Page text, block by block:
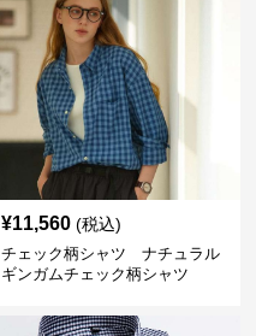
¥11,560 (税込)
チェック柄シャツ ナチュラル
ギンガムチェック柄シャツ